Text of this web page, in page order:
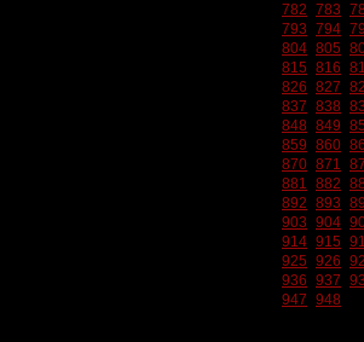
782 783
793 794
804 805
815 816
826 827
837 838
848 849
859 860
870 871
881 882
892 893
903 904
914 915
925 926
936 937
947 948